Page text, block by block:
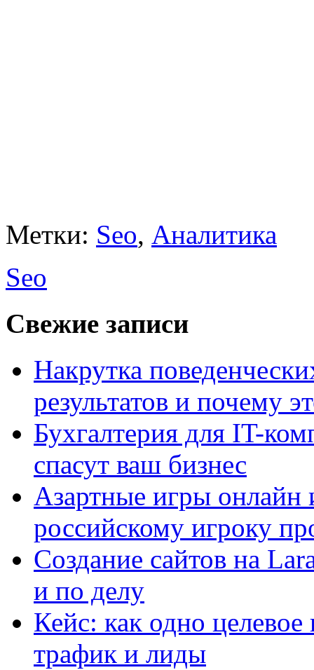
Метки: Seo, Аналитика
Seo
Свежие записи
Накрутка
результатов и почему
Бухгалтерия для IT-
спасут ваш бизнес
Азартные игры онлайн
российскому игроку
Создание сайтов на
и по делу
Кейс: как одно
трафик и лиды